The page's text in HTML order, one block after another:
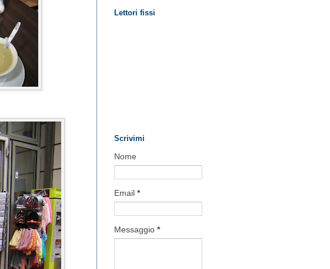
Lettori fissi
Scrivimi
Nome
Email *
Messaggio *